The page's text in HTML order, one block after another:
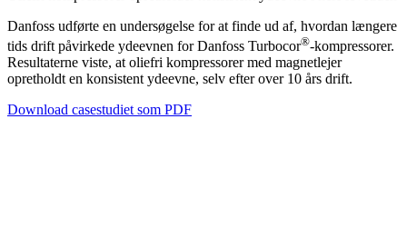
Danfoss udførte en undersøgelse for at finde ud af, hvordan længere
tids drift påvirkede ydeevnen for Danfoss Turbocor®-kompressorer.
Resultaterne viste, at oliefri kompressorer med magnetlejer
opretholdt en konsistent ydeevne, selv efter over 10 års drift.
Download casestudiet som PDF